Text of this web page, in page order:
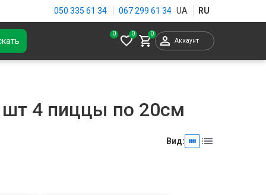
050 335 61 34 067 299 61 34
0
Аккаунт
4 пиццы по 20см
Вид: